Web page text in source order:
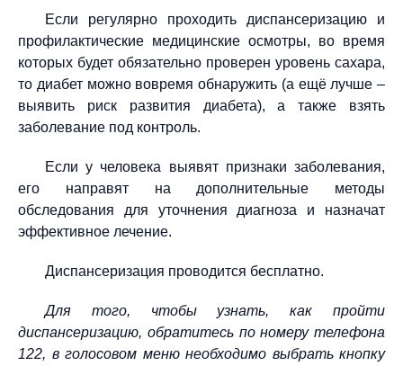
Если регулярно проходить диспансеризацию и
профилактические медицинские осмотры, во время
которых будет обязательно проверен уровень сахара,
то диабет можно вовремя обнаружить (а ещё лучше –
выявить риск развития диабета), а также взять
заболевание под контроль.
Если у человека выявят признаки заболевания,
его направят на дополнительные методы
обследования для уточнения диагноза и назначат
эффективное лечение.
Диспансеризация проводится бесплатно.
Для того, чтобы узнать, как пройти
диспансеризацию, обратитесь по номеру телефона
122, в голосовом меню необходимо выбрать кнопку